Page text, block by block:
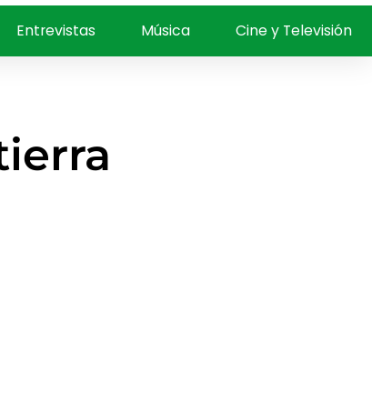
Entrevistas Música Cine y Televisión